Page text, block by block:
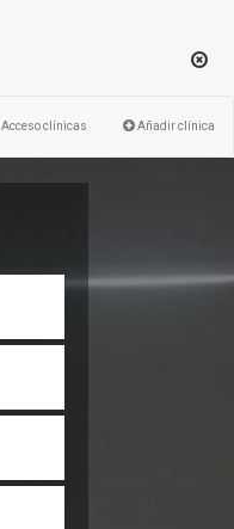
Acceso clínicas Añadir clínica